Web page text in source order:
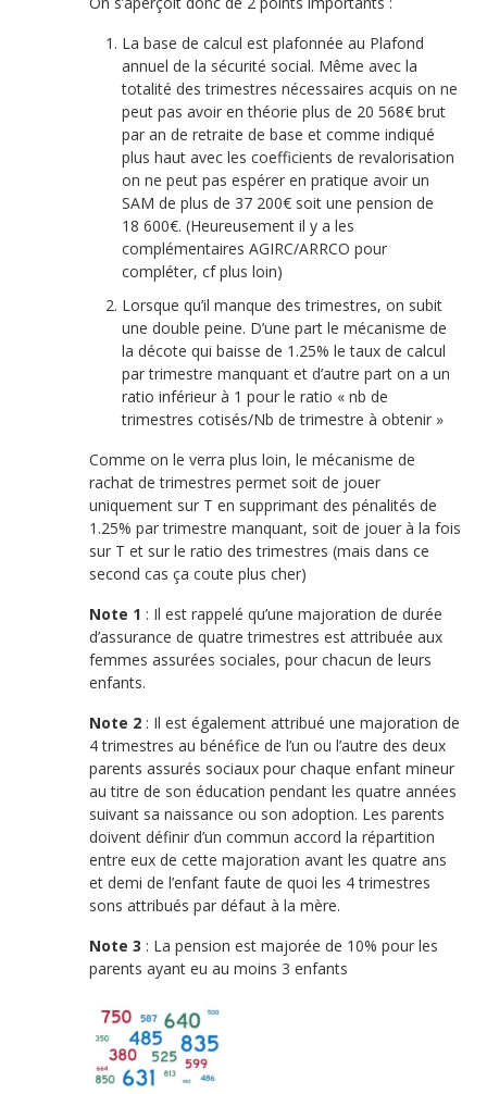
La base de calcul est plafonnée au Plafond
annuel de la sécurité social. Même avec la
totalité des trimestres nécessaires acquis on ne
peut pas avoir en théorie plus de 20 568€ brut
par an de retraite de base et comme indiqué
plus haut avec les coefficients de revalorisation
on ne peut pas espérer en pratique avoir un
SAM de plus de 37 200€ soit une pension de
18 600€. (Heureusement il y a les
complémentaires AGIRC/ARRCO pour
compléter, cf plus loin)
Lorsque qu’il manque des trimestres, on subit
une double peine. D’une part le mécanisme de
la décote qui baisse de 1.25% le taux de calcul
par trimestre manquant et d’autre part on a un
ratio inférieur à 1 pour le ratio « nb de
trimestres cotisés/Nb de trimestre à obtenir »
Comme on le verra plus loin, le mécanisme de
rachat de trimestres permet soit de jouer
uniquement sur T en supprimant des pénalités de
1.25% par trimestre manquant, soit de jouer à la fois
sur T et sur le ratio des trimestres (mais dans ce
second cas ça coute plus cher)
Note 1 : Il est rappelé qu’une majoration de durée
d’assurance de quatre trimestres est attribuée aux
femmes assurées sociales, pour chacun de leurs
enfants.
Note 2 : Il est également attribué une majoration de
4 trimestres au bénéfice de l’un ou l’autre des deux
parents assurés sociaux pour chaque enfant mineur
au titre de son éducation pendant les quatre années
suivant sa naissance ou son adoption. Les parents
doivent définir d’un commun accord la répartition
entre eux de cette majoration avant les quatre ans
et demi de l’enfant faute de quoi les 4 trimestres
sons attribués par défaut à la mère.
Note 3 : La pension est majorée de 10% pour les
parents ayant eu au moins 3 enfants